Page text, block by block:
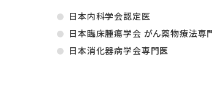
日本内科学会認定医
日本臨床腫瘍学会 がん薬物療法専
日本消化器病学会専門医